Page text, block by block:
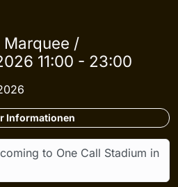
Marquee /
11:00 - 23:00
Informationen
to One Call Stadium in